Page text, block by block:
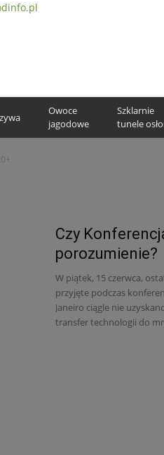
Owoce
jagodowe
Szklarnie
tunele
Czy
porozumienie?
W piątek, 15 czerwca,
przyjęte podczas
Janeiro ciągle nie
transfer technologii do